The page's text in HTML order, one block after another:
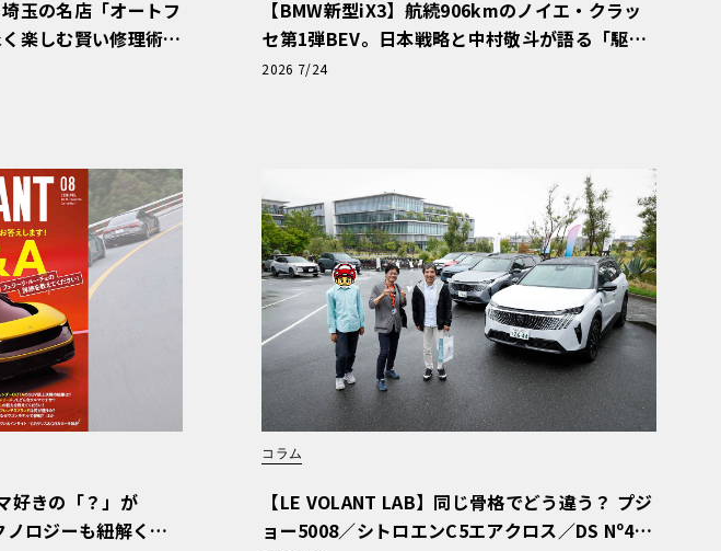
玉の名店「オートフ
楽しむ賢い修理術
を選ぶ理由〈PR〉
【BMW新型iX3】航続906kmのノイエ・クラッ
セ第1弾BEV。日本戦略と中村敬斗が語る「駆け
ぬける歓び」
2026 7/24
好きの「？」が
ノロジーも紐解く
コラム
【LE VOLANT LAB】同じ骨格でどう違う？ プジ
ョー5008／シトロエンC5エアクロス／DS Nº4